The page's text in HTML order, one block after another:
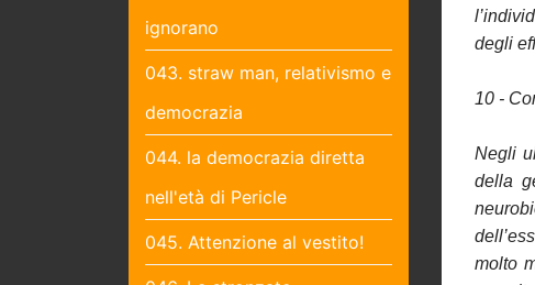
ignorano
043. straw man, relativismo e
democrazia
044. la democrazia diretta
nell'età di Pericle
045. Attenzione al vestito!
degli
10 -
Negli
della
molto